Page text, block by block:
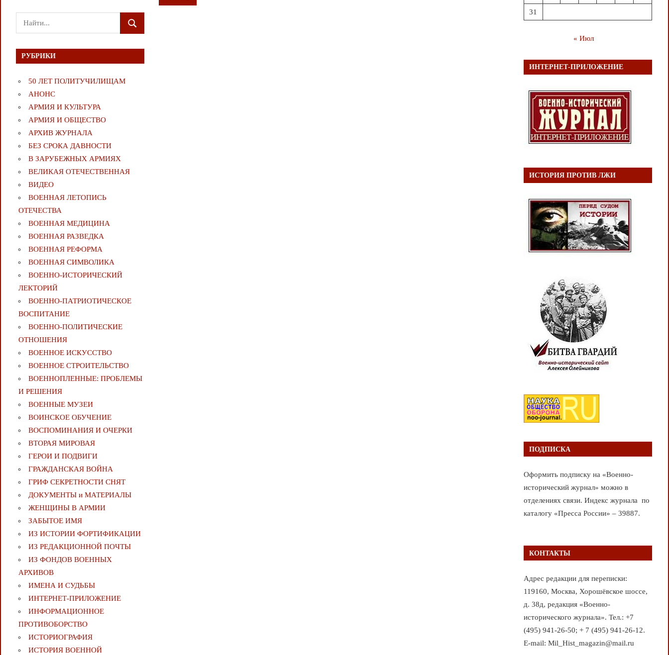
Поиск
для:
ПОИСК
РУБРИКИ
50 ЛЕТ ПОЛИТУЧИЛИЩАМ
АНОНС
АРМИЯ И КУЛЬТУРА
АРМИЯ И ОБЩЕСТВО
АРХИВ ЖУРНАЛА
БЕЗ СРОКА ДАВНОСТИ
В ЗАРУБЕЖНЫХ АРМИЯХ
ВЕЛИКАЯ ОТЕЧЕСТВЕННАЯ
ВИДЕО
ВОЕННАЯ ЛЕТОПИСЬ
ОТЕЧЕСТВА
ВОЕННАЯ МЕДИЦИНА
ВОЕННАЯ РАЗВЕДКА
ВОЕННАЯ РЕФОРМА
ВОЕННАЯ СИМВОЛИКА
ВОЕННО-ИСТОРИЧЕСКИЙ
ЛЕКТОРИЙ
ВОЕННО-ПАТРИОТИЧЕСКОЕ
ВОСПИТАНИЕ
ВОЕННО-ПОЛИТИЧЕСКИE
ОТНОШЕНИЯ
ВОЕННОЕ ИСКУССТВО
ВОЕННОЕ СТРОИТЕЛЬСТВО
ВОЕННОПЛЕННЫЕ: ПРОБЛЕМЫ
И РЕШЕНИЯ
ВОЕННЫЕ МУЗЕИ
ВОИНСКОЕ ОБУЧЕНИЕ
ВОСПОМИНАНИЯ И ОЧЕРКИ
ВТОРАЯ МИРОВАЯ
ГЕРОИ И ПОДВИГИ
ГРАЖДАНСКАЯ ВОЙНА
ГРИФ СЕКРЕТНОСТИ СНЯТ
ДОКУМЕНТЫ и МАТЕРИАЛЫ
ЖЕНЩИНЫ В АРМИИ
ЗАБЫТОЕ ИМЯ
ИЗ ИСТОРИИ ФОРТИФИКАЦИИ
ИЗ РЕДАКЦИОННОЙ ПОЧТЫ
ИЗ ФОНДОВ ВОЕННЫХ
АРХИВОВ
ИМЕНА И СУДЬБЫ
ИНТЕРНЕТ-ПРИЛОЖЕНИЕ
ИНФОРМАЦИОННОЕ
ПРОТИВОБОРСТВО
ИСТОРИОГРАФИЯ
ИСТОРИЯ ВОЕННОЙ
31
« Июл
ИНТЕРНЕТ-ПРИЛОЖЕНИЕ
ИСТОРИЯ ПРОТИВ ЛЖИ
ПОДПИСКА
Оформить подписку на «Военно-
исторический журнал» можно в
отделениях связи. Индекс журнала по
каталогу «Пресса России» – 39887.
КОНТАКТЫ
Адрес редакции для переписки:
119160, Москва, Хорошёвское шоссе,
д. 38д, редакция «Военно-
исторического журнала». Тел.: +7
(495) 941-26-50; + 7 (495) 941-26-12.
E-mail: Mil_Hist_magazin@mail.ru